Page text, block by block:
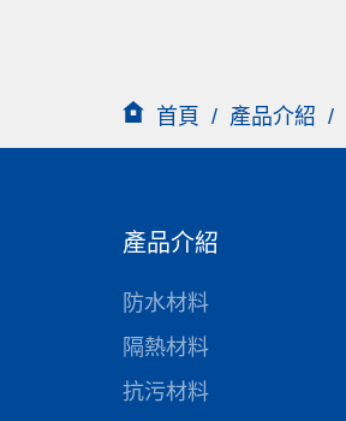
首頁 / 產品介紹 /
產品介紹
防水材料
隔熱材料
抗污材料